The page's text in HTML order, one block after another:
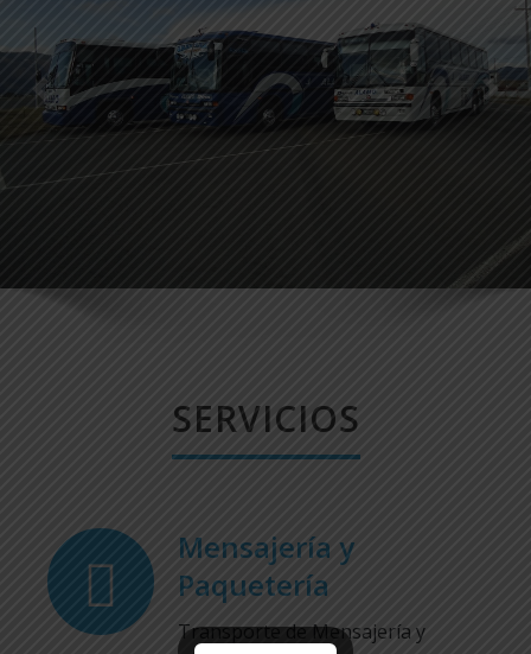
SERVICIOS
Mensajería y
Paquetería
Transporte de Mensajería y